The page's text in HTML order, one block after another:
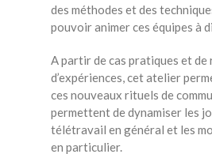
des méthodes et des
pouvoir animer ces équipes à
A partir de cas pratiques et
d’expériences, cet atelier
ces nouveaux rituels de
permettent de dynamiser les
télétravail en général et les
en particulier.